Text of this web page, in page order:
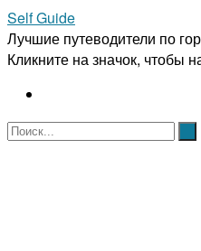
Self Guide
Лучшие путеводители по
Кликните на значок, чтобы